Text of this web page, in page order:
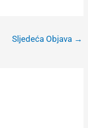
Sljedeća Objava →